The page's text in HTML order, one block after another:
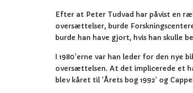
Efter at Peter Tudvad har påvist en
oversættelser, burde
burde han have gjort, hvis han skulle
I 1980'erne var han leder for den
oversættelsen. At det implicerede et
blev kåret til 'Årets bog 1992' og